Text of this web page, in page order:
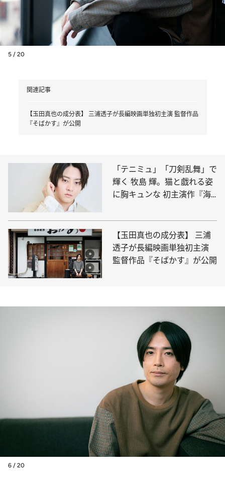
5 / 20
関連記事
【玉田真也の成分表】 三浦透子が長編映画単独初主演 監督作品
『そばかす』が公開
「テニミュ」「刀剣乱舞」で
輝く 牧島 輝。猫と戯れる姿
に胸キュンな 初主演作『海
【玉田真也の成分表】 三浦
透子が長編映画単独初主演
監督作品『そばかす』が公開
6 / 20